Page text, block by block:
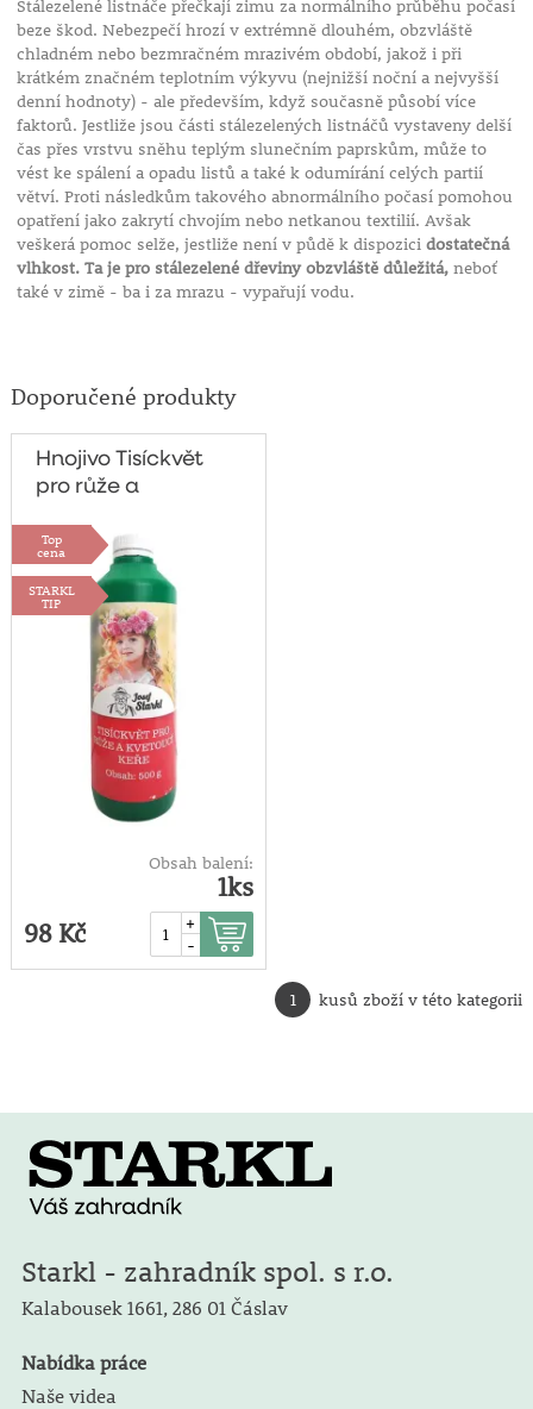
Stálezelené listnáče přečkají zimu za normálního průběhu počasí
beze škod. Nebezpečí hrozí v extrémně dlouhém, obzvláště
chladném nebo bezmračném mrazivém období, jakož i při
krátkém značném teplotním výkyvu (nejnižší noční a nejvyšší
denní hodnoty) - ale především, když současně působí více
faktorů. Jestliže jsou části stálezelených listnáčů vystaveny delší
čas přes vrstvu sněhu teplým slunečním paprskům, může to
vést ke spálení a opadu listů a také k odumírání celých partií
větví. Proti následkům takového abnormálního počasí pomohou
opatření jako zakrytí chvojím nebo netkanou textilií. Avšak
veškerá pomoc selže, jestliže není v půdě k dispozici dostatečná
vlhkost. Ta je pro stálezelené dřeviny obzvláště důležitá,neboť
také v zimě - ba i za mrazu - vypařují vodu.
Doporučené produkty
Hnojivo Tisíckvět
pro růže a
500g
Top
cena
STARKL
TIP
Obsah balení:
1ks
98 Kč
+
-
1 kusů zboží v této kategorii
Starkl - zahradník spol. s r.o.
Kalabousek 1661, 286 01 Čáslav
Nabídka práce
Naše videa